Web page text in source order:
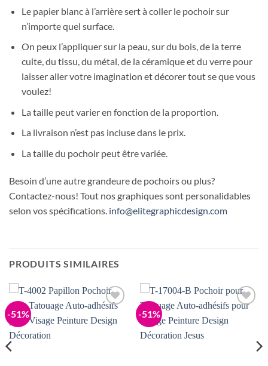
Le papier blanc à l’arrière sert à coller le pochoir sur
n’importe quel surface.
On peux l’appliquer sur la peau, sur du bois, de la terre
cuite, du tissu, du métal, de la céramique et du verre pour
laisser aller votre imagination et décorer tout se que vous
voulez!
La taille peut varier en fonction de la proportion.
La livraison n’est pas incluse dans le prix.
La taille du pochoir peut être variée.
Besoin d’une autre grandeure de pochoirs ou plus?
Contactez-nous! Tout nos graphiques sont personalidables
selon vos spécifications. info@elitegraphicdesign.com
PRODUITS SIMILAIRES
-51%
Wishlist
-51%
Add to